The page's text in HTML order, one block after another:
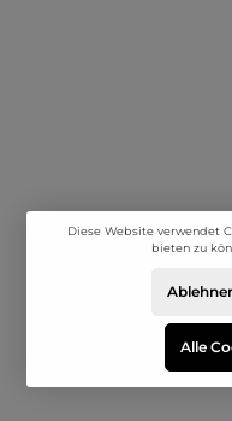
Diese Website verwendet
bieten zu
Alle